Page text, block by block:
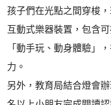
孩子們在光點之間穿梭
互動式樂器裝置，包含
「動手玩、動身體驗」
力。
另外，教育局結合燈會